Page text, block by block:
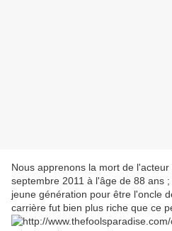
Nous apprenons la mort de
septembre 2011 à l'âge de 88 ans
jeune génération pour être l'oncle
carrière fut bien plus riche que ce